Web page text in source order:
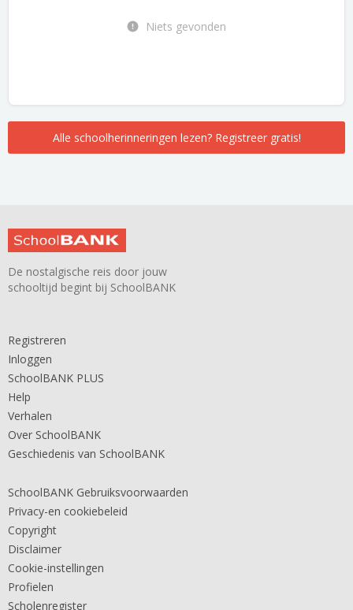
Niets gevonden
Alle schoolherinneringen lezen? Registreer gratis!
De nostalgische reis door jouw
schooltijd begint bij SchoolBANK
Registreren
Inloggen
SchoolBANK PLUS
Help
Verhalen
Over SchoolBANK
Geschiedenis van SchoolBANK
SchoolBANK Gebruiksvoorwaarden
Privacy-en cookiebeleid
Copyright
Disclaimer
Cookie-instellingen
Profielen
Scholenregister